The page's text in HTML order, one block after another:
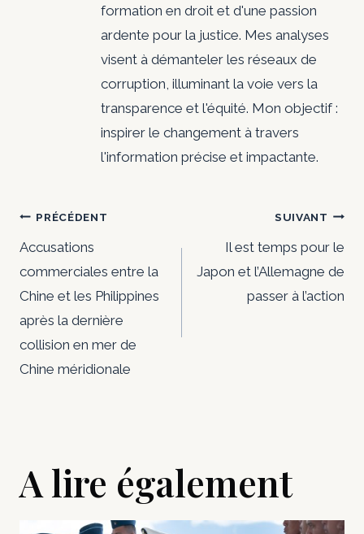
formation en droit et d'une passion
ardente pour la justice. Mes analyses
visent à démanteler les réseaux de
corruption, illuminant la voie vers la
transparence et l'équité. Mon objectif :
inspirer le changement à travers
l'information précise et impactante.
Navigation
de
l’article
PRÉCÉDENT
Accusations
commerciales entre la
Chine et les Philippines
après la dernière
collision en mer de
Chine méridionale
SUIVANT
Il est temps pour le
Japon et l’Allemagne de
passer à l’action
A lire également